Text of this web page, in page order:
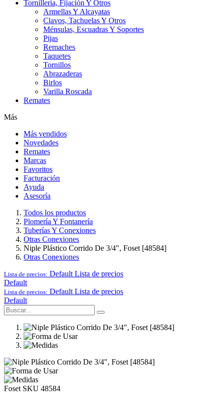
Tornillería, Fijación Y Otros
Armellas Y Alcayatas
Clavos, Tachuelas Y Otros
Ménsulas, Escuadras Y Soportes
Pijas
Remaches
Taquetes
Tornillos
Abrazaderas
Birlos
Varilla Roscada
Remates
Más
Más vendidos
Novedades
Remates
Marcas
Favoritos
Facturación
Ayuda
Asesoría
Todos los productos
Plomería Y Fontanería
Tuberías Y Conexiones
Otras Conexiones
Niple Plástico Corrido De 3/4", Foset [48584]
Otras Conexiones
Lista de precios: Default Lista de precios
Default
Lista de precios: Default Lista de precios
Default
Foset SKU 48584